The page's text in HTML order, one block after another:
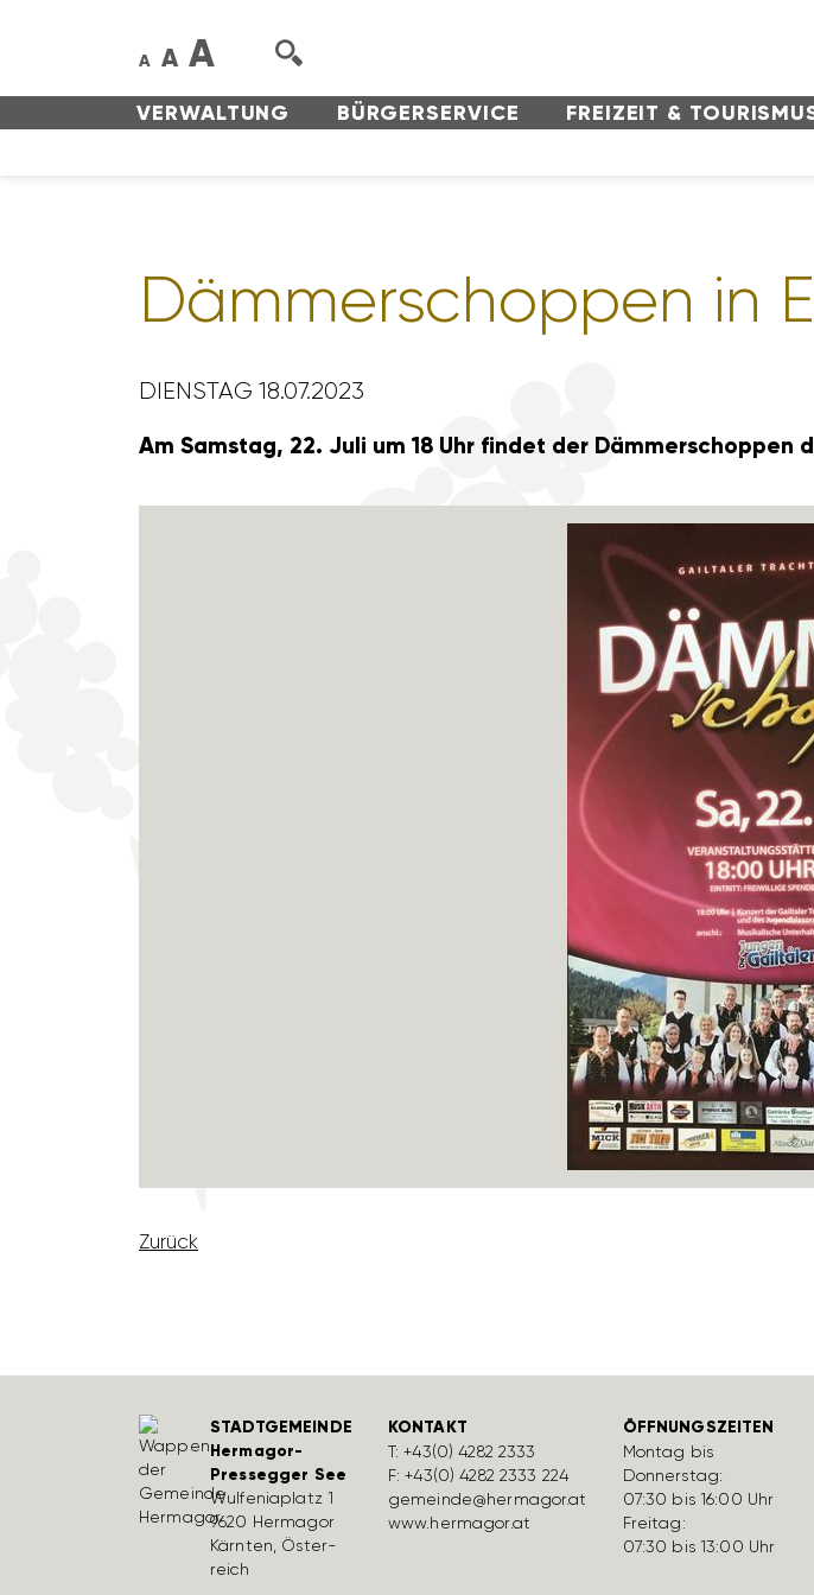
VERWAL­TUNG BÜRGER­SERVICE FREI­ZEIT &
A A A
Dämmer­schoppen in
DIENSTAG 18.07.2023
Am Samstag, 22. Juli um 18 Uhr findet der
Zurück
STADTGEMEINDE
Hermagor-
Pressegger See
Wulfe­nia­platz 1
9620 Hermagor
Kärnten, Öster­
reich
KONTAKT
T:+43(0) 4282 2333
F: +43(0) 4282 2333 224
gemeinde@hermagor.at
www.hermagor.at
ÖFFNUNGSZEITEN
Montag bis
Donnerstag:
07:30 bis 16:00 Uhr
Freitag:
07:30 bis 13:00 Uhr